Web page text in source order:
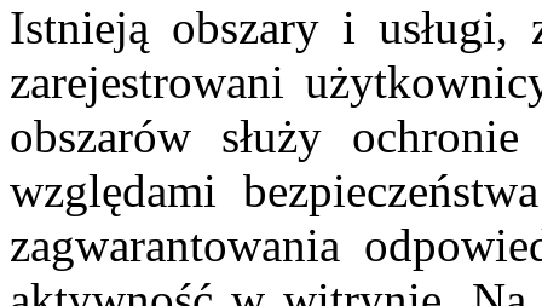
Istnieją obszary i
zarejestrowani
obszarów służy
względami
zagwarantowania